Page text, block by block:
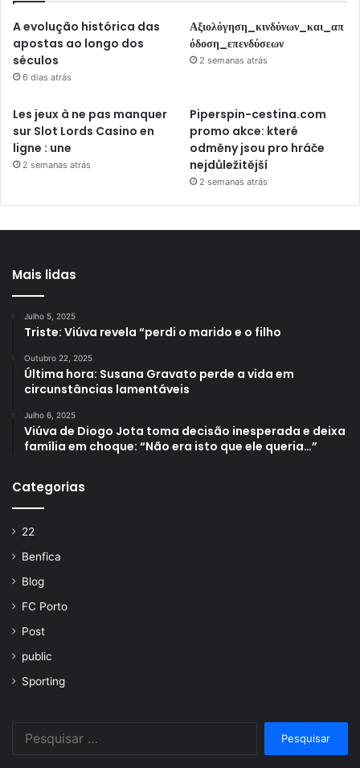
A evolução histórica das
apostas ao longo dos
séculos
6 dias atrás
Αξιολόγηση_κινδύνων_και_απ
όδοση_επενδύσεων
2 semanas atrás
Les jeux à ne pas manquer
sur Slot Lords Casino en
ligne : une
2 semanas atrás
Piperspin-cestina.com
promo akce: které
odměny jsou pro hráče
nejdůležitější
2 semanas atrás
Mais lidas
Julho 5, 2025
Triste: Viúva revela “perdi o marido e o filho
Outubro 22, 2025
Última hora: Susana Gravato perde a vida em
circunstâncias lamentáveis
Julho 6, 2025
Viúva de Diogo Jota toma decisão inesperada e deixa
família em choque: “Não era isto que ele queria…”
Categorias
22
Benfica
Blog
FC Porto
Post
public
Sporting